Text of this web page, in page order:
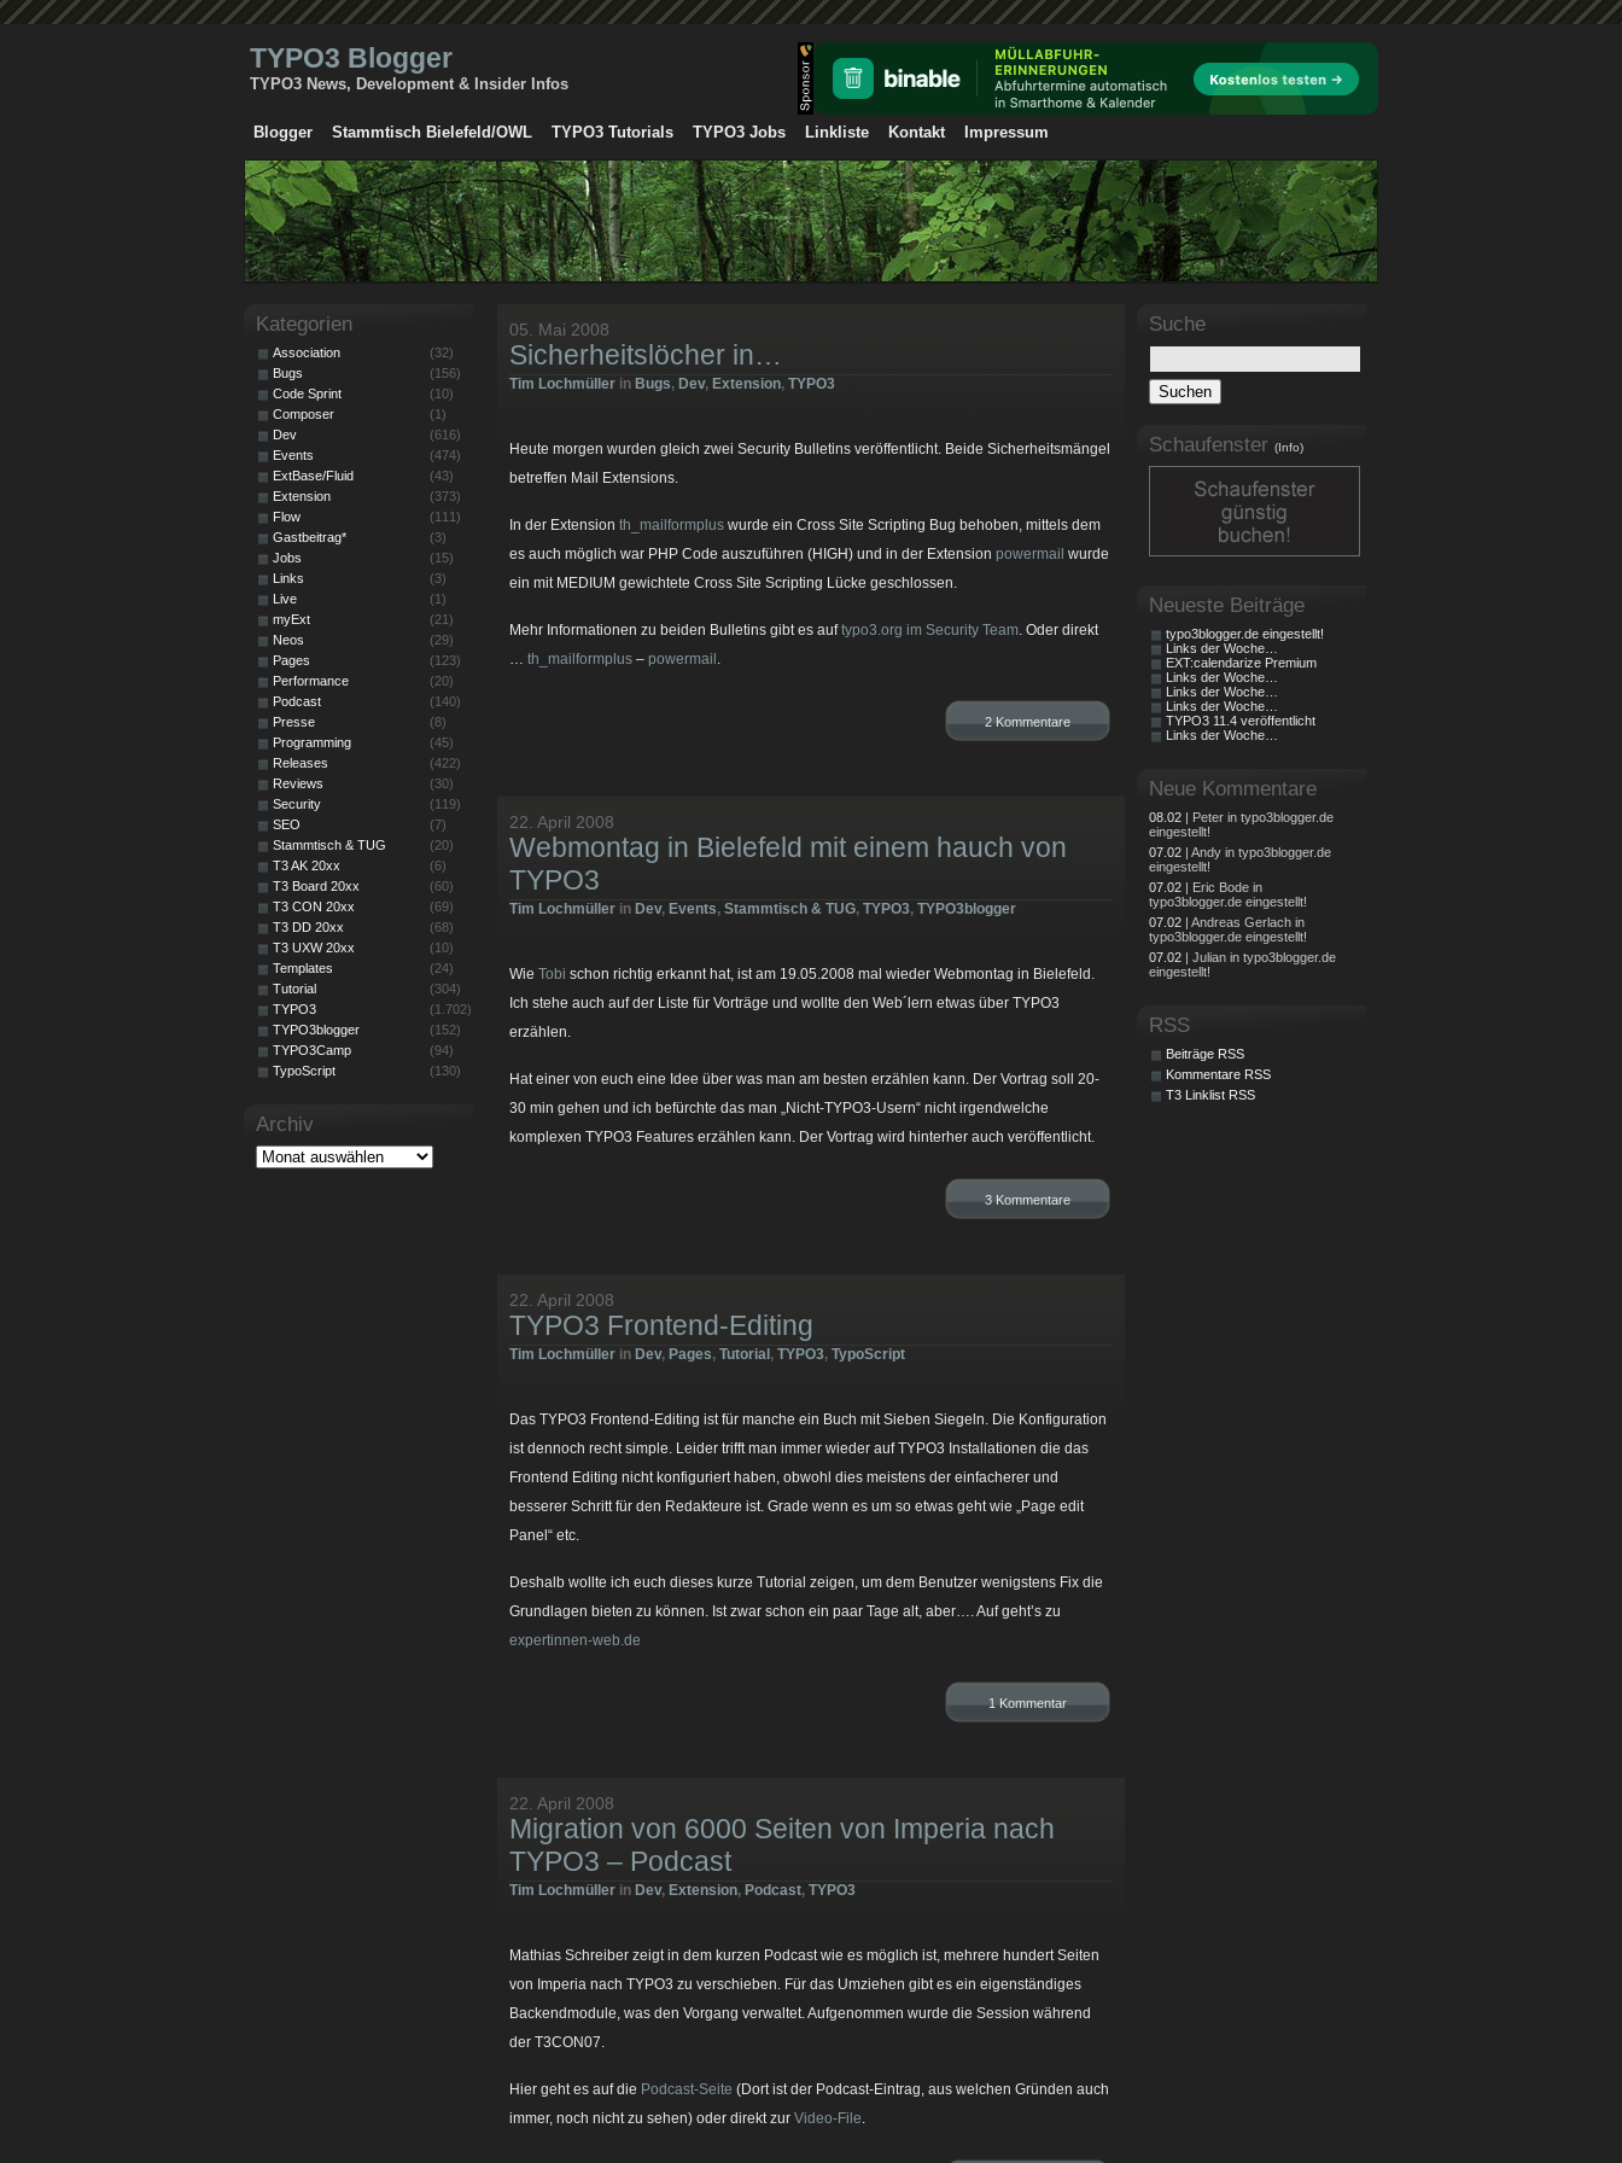
TYPO3 Blogger
TYPO3 News, Development & Insider Infos
Blogger Stammtisch Bielefeld/OWL TYPO3 Tutorials TYPO3 Jobs Linkliste Kontakt Impressum
05. Mai 2008
Sicherheitslöcher in…
Tim Lochmüller in Bugs, Dev, Extension, TYPO3
Heute morgen wurden gleich zwei Security Bulletins veröffentlicht. Beide Sicherheitsmängel
betreffen Mail Extensions.
In der Extension th_mailformplus wurde ein Cross Site Scripting Bug behoben, mittels dem
es auch möglich war PHP Code auszuführen (HIGH) und in der Extension powermail wurde
ein mit MEDIUM gewichtete Cross Site Scripting Lücke geschlossen.
Mehr Informationen zu beiden Bulletins gibt es auftypo3.org im Security Team. Oder direkt
… th_mailformplus – powermail .
2 Kommentare
22. April 2008
Webmontag in Bielefeld mit einem hauch von
TYPO3
Tim Lochmüller in Dev, Events, Stammtisch & TUG, TYPO3, TYPO3blogger
Wie Tobi schon richtig erkannt hat, ist am 19.05.2008 mal wieder Webmontag in Bielefeld.
Ich stehe auch auf der Liste für Vorträge und wollte den Web´lern etwas über TYPO3
erzählen.
Hat einer von euch eine Idee über was man am besten erzählen kann. Der Vortrag soll 20-
30 min gehen und ich befürchte das man „Nicht-TYPO3-Usern“ nicht irgendwelche
komplexen TYPO3 Features erzählen kann. Der Vortrag wird hinterher auch veröffentlicht.
3 Kommentare
22. April 2008
TYPO3 Frontend-Editing
Tim Lochmüller in Dev, Pages, Tutorial , TYPO3, TypoScript
Das TYPO3 Frontend-Editing ist für manche ein Buch mit Sieben Siegeln. Die Konfiguration
ist dennoch recht simple. Leider trifft man immer wieder auf TYPO3 Installationen die das
Frontend Editing nicht konfiguriert haben, obwohl dies meistens der einfacherer und
besserer Schritt für den Redakteure ist. Grade wenn es um so etwas geht wie „Page edit
Panel“ etc.
Deshalb wollte ich euch dieses kurze Tutorial zeigen, um dem Benutzer wenigstens Fix die
Grundlagen bieten zu können. Ist zwar schon ein paar Tage alt, aber…. Auf geht’s zu
expertinnen-web.de
1 Kommentar
22. April 2008
Migration von 6000 Seiten von Imperia nach
TYPO3 – Podcast
Tim Lochmüller in Dev, Extension, Podcast, TYPO3
Mathias Schreiber zeigt in dem kurzen Podcast wie es möglich ist, mehrere hundert Seiten
von Imperia nach TYPO3 zu verschieben. Für das Umziehen gibt es ein eigenständiges
Backendmodule, was den Vorgang verwaltet. Aufgenommen wurde die Session während
der T3CON07.
Hier geht es auf die Podcast-Seite (Dort ist der Podcast-Eintrag, aus welchen Gründen auch
immer, noch nicht zu sehen) oder direkt zur Video-File.
Suche
Schaufenster (Info)
Neueste Beiträge
typo3blogger.de eingestellt!
Links der Woche…
EXT:calendarize Premium
Links der Woche…
Links der Woche…
Links der Woche…
TYPO3 11.4 veröffentlicht
Links der Woche…
Neue Kommentare
08.02 | Peter in typo3blogger.de
eingestellt!
07.02 | Andy in typo3blogger.de
eingestellt!
07.02 | Eric Bode in
typo3blogger.de eingestellt!
07.02 | Andreas Gerlach in
typo3blogger.de eingestellt!
07.02 | Julian in typo3blogger.de
eingestellt!
RSS
Beiträge RSS
Kommentare RSS
T3 Linklist RSS
Kategorien
Association
(32)
Bugs
(156)
Code Sprint
(10)
Composer
(1)
Dev
(616)
Events
(474)
ExtBase/Fluid
(43)
Extension
(373)
Flow
(111)
Gastbeitrag*
(3)
Jobs
(15)
Links
(3)
Live
(1)
myExt
(21)
Neos
(29)
Pages
(123)
Performance
(20)
Podcast
(140)
Presse
(8)
Programming
(45)
Releases
(422)
Reviews
(30)
Security
(119)
SEO
(7)
Stammtisch & TUG
(20)
T3 AK 20xx
(6)
T3 Board 20xx
(60)
T3 CON 20xx
(69)
T3 DD 20xx
(68)
T3 UXW 20xx
(10)
Templates
(24)
Tutorial
(304)
TYPO3
(1.702)
TYPO3blogger
(152)
TYPO3Camp
(94)
TypoScript
(130)
Archiv